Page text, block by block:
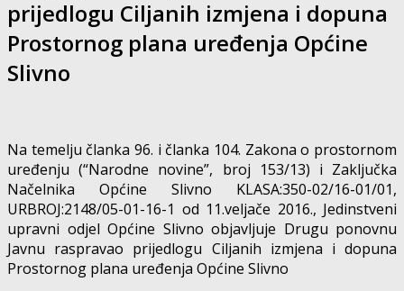
prijedlogu Ciljanih izmjena i dopuna
Prostornog plana uređenja Općine
Slivno
Na temelju članka 96. i članka 104. Zakona o prostornom
uređenju (“Narodne novine”, broj 153/13) i Zaključka
Načelnika Općine Slivno KLASA:350-02/16-01/01,
URBROJ:2148/05-01-16-1 od 11.veljače 2016., Jedinstveni
upravni odjel Općine Slivno objavljuje Drugu ponovnu
Javnu raspravao prijedlogu Ciljanih izmjena i dopuna
Prostornog plana uređenja Općine Slivno